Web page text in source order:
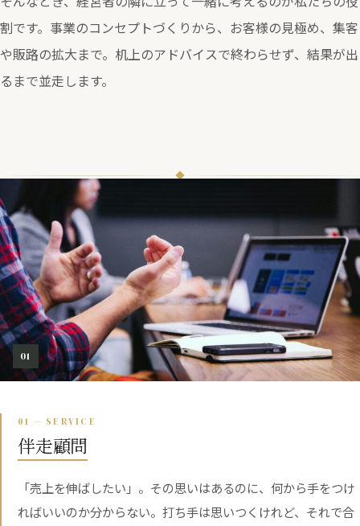
割です。事業のコンセプトづくりから、お客様の見極め、集客
や販路の拡大まで。机上のアドバイスで終わらせず、結果が出
るまで並走します。
01
01 — SERVICE
伴走顧問
「売上を伸ばしたい」。その思いはあるのに、何から手をつけ
ればいいのか分からない。打ち手は思いつくけれど、それで合